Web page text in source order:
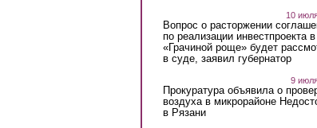
10
Вопрос о расторжении
по реализации инвестпроекта в
«Грачиной роще» будет
в суде, заявил губернатор
9
Прокуратура объявила о
воздуха в микрорайоне
в Рязани